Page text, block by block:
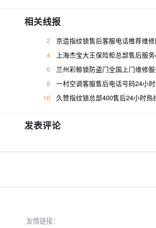
相关线报
2
京造指纹锁售后客服电话推荐维
4
上海杰宝大王保险柜总部售后服务400人
6
兰州彩鲸锁防盗门全国上门维修
8
一村空调客服售后电话号码24小
10 久赞指纹锁总部400售后24小时热
发表评论
友情链接：